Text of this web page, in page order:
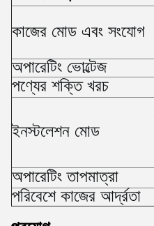
কাজের মোড এবং সংযোগ
অপারেটিং ভোল্টেজ
পণ্যের শক্তি খরচ
ইনস্টলেশন মোড
অপারেটিং তাপমাত্রা
পরিবেশে কাজের আর্দ্রতা